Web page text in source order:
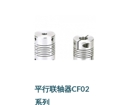
平行联轴器CF02
系列